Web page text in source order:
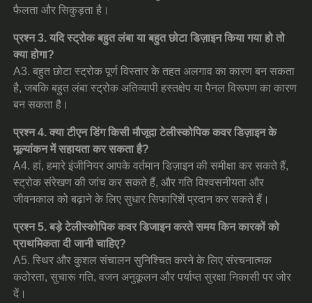
फैलता और सिकुड़ता है।
प्रश्न 3. यदि स्ट्रोक बहुत लंबा या बहुत छोटा डिज़ाइन किया गया हो तो
क्या होगा?
A3. बहुत छोटा स्ट्रोक पूर्ण विस्तार के तहत अलगाव का कारण बन सकता
है, जबकि बहुत लंबा स्ट्रोक अतिव्यापी हस्तक्षेप या पैनल विरूपण का कारण
बन सकता है।
प्रश्न 4. क्या टीएन डिंग किसी मौजूदा टेलीस्कोपिक कवर डिज़ाइन के
मूल्यांकन में सहायता कर सकता है?
A4. हां, हमारे इंजीनियर आपके वर्तमान डिज़ाइन की समीक्षा कर सकते हैं,
स्ट्रोक संरेखण की जांच कर सकते हैं, और गति विश्वसनीयता और
जीवनकाल को बढ़ाने के लिए सुधार सिफारिशें प्रदान कर सकते हैं।
प्रश्न 5. बड़े टेलीस्कोपिक कवर डिजाइन करते समय किन कारकों को
प्राथमिकता दी जानी चाहिए?
A5. स्थिर और कुशल संचालन सुनिश्चित करने के लिए संरचनात्मक
कठोरता, सुचारू गति, वजन अनुकूलन और पर्याप्त सुरक्षा निकासी पर जोर
दें।